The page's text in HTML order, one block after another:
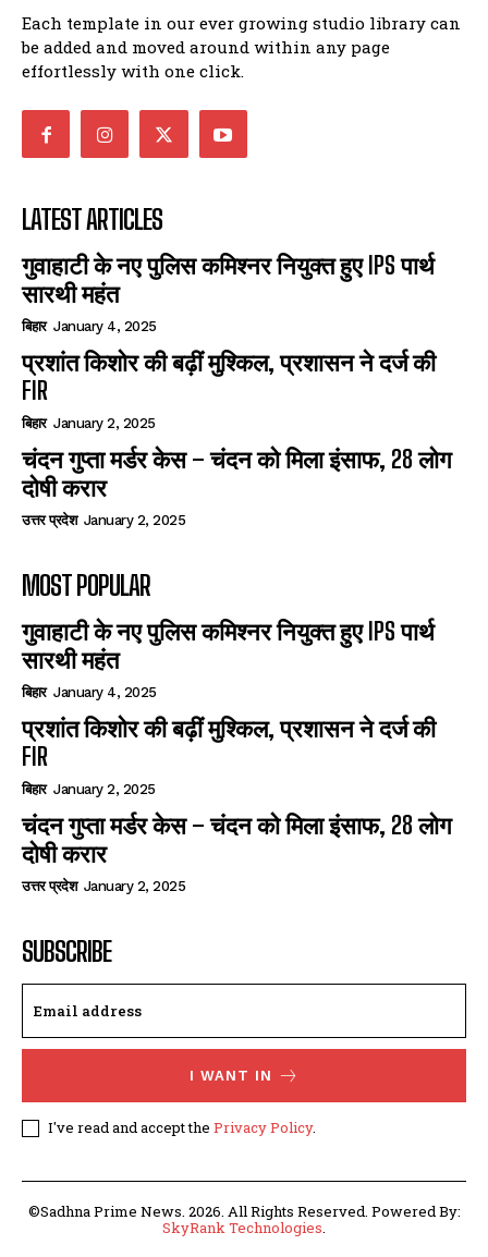
Each template in our ever growing studio library can
be added and moved around within any page
effortlessly with one click.
LATEST ARTICLES
गुवाहाटी के नए पुलिस कमिश्नर नियुक्त हुए IPS पार्थ
सारथी महंत
बिहार January 4, 2025
प्रशांत किशोर की बढ़ीं मुश्किल, प्रशासन ने दर्ज की
FIR
बिहार January 2, 2025
चंदन गुप्‍ता मर्डर केस – चंदन को मिला इंसाफ, 28 लोग
दोषी करार
उत्तर प्रदेश January 2, 2025
MOST POPULAR
गुवाहाटी के नए पुलिस कमिश्नर नियुक्त हुए IPS पार्थ
सारथी महंत
बिहार January 4, 2025
प्रशांत किशोर की बढ़ीं मुश्किल, प्रशासन ने दर्ज की
FIR
बिहार January 2, 2025
चंदन गुप्‍ता मर्डर केस – चंदन को मिला इंसाफ, 28 लोग
दोषी करार
उत्तर प्रदेश January 2, 2025
SUBSCRIBE
I WANT IN
I've read and accept the Privacy Policy.
©Sadhna Prime News. 2026. All Rights Reserved. Powered By:
SkyRank Technologies.